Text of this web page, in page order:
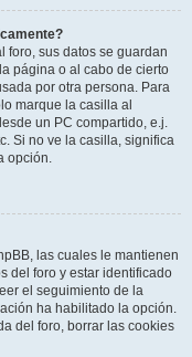
foro, sus datos se guardan
página o al cabo de cierto
por otra persona. Para
marque la casilla al
un PC compartido, e.j.
Si no ve la casilla, significa
opción.
las cuales le mantienen
del foro y estar identificado
el seguimiento de la
ha habilitado la opción.
del foro, borrar las cookies